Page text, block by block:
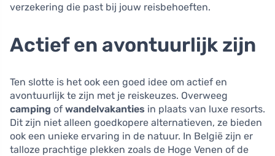
verzekering die past bij jouw reisbehoeften.
Actief en avontuurlijk zijn
Ten slotte is het ook een goed idee om actief en
avontuurlijk te zijn met je reiskeuzes. Overweeg
camping of wandelvakanties in plaats van luxe resorts.
Dit zijn niet alleen goedkopere alternatieven, ze bieden
ook een unieke ervaring in de natuur. In België zijn er
talloze prachtige plekken zoals de Hoge Venen of de